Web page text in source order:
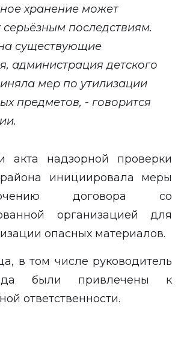
хранение может
серьёзным последствиям.
существующие
администрация детского
мер по утилизации
предметов, - говорится
акта надзорной проверки
района инициировала меры
договора со
организацией для
опасных материалов.
в том числе руководитель
были привлечены к
ответственности.